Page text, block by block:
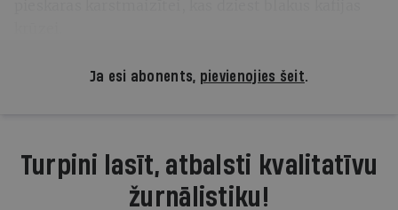
Ja esi abonents, pievienojies šeit.
Turpini lasīt, atbalsti kvalitatīvu
žurnālistiku!